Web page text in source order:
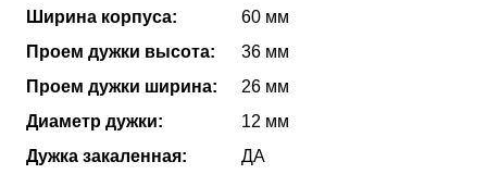
Ширина корпуса:
60 мм
Проем дужки высота:
36 мм
Проем дужки ширина:
26 мм
Диаметр дужки:
12 мм
Дужка закаленная:
ДА